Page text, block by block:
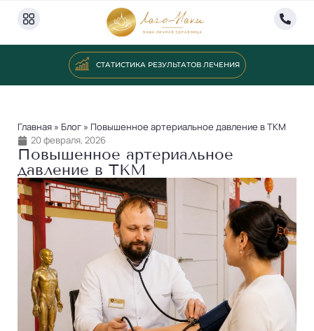
СТАТИСТИКА РЕЗУЛЬТАТОВ ЛЕЧЕНИЯ
Главная» Блог» Повышенное артериальное давление в ТКМ
20 февраля, 2026
Повышенное артериальное
давление в ТКМ